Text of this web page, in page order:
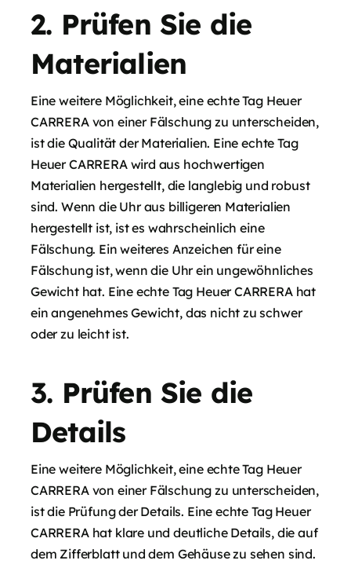
2. Prüfen Sie die
Materialien
Eine weitere Möglichkeit, eine echte Tag Heuer
CARRERA von einer Fälschung zu unterscheiden,
ist die Qualität der Materialien. Eine echte Tag
Heuer CARRERA wird aus hochwertigen
Materialien hergestellt, die langlebig und robust
sind. Wenn die Uhr aus billigeren Materialien
hergestellt ist, ist es wahrscheinlich eine
Fälschung. Ein weiteres Anzeichen für eine
Fälschung ist, wenn die Uhr ein ungewöhnliches
Gewicht hat. Eine echte Tag Heuer CARRERA hat
ein angenehmes Gewicht, das nicht zu schwer
oder zu leicht ist.
3. Prüfen Sie die
Details
Eine weitere Möglichkeit, eine echte Tag Heuer
CARRERA von einer Fälschung zu unterscheiden,
ist die Prüfung der Details. Eine echte Tag Heuer
CARRERA hat klare und deutliche Details, die auf
dem Zifferblatt und dem Gehäuse zu sehen sind.